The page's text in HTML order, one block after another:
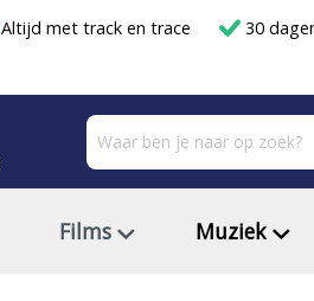
Altijd met track en trace 30
Films Muziek